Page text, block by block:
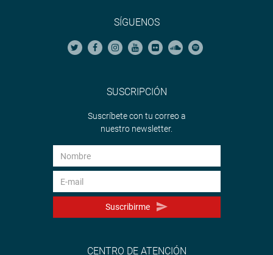
SÍGUENOS
SUSCRIPCIÓN
Suscríbete con tu correo a
nuestro newsletter.
Suscribirme
CENTRO DE ATENCIÓN